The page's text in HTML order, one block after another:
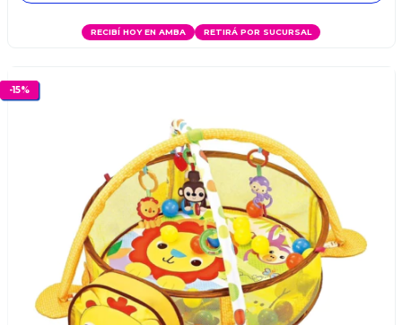
RECIBÍ HOY EN AMBA RETIRÁ POR SUCURSAL
-15%